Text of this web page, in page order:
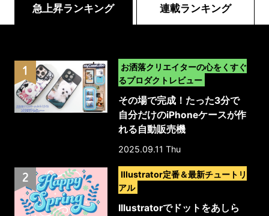
急上昇ランキング
お洒落クリエイターの心をくすぐ
るプロダクトレビュー
その場で完成！たった3分で
自分だけのiPhoneケースが作
れる自動販売機
「MyCaseLabo｣｜体験レポ
2025.09.11 Thu
Illustrator定番＆最新チュートリ
アル
Illustratorでドットをあしら
連載ランキング